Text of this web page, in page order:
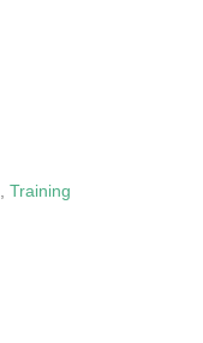
, Training